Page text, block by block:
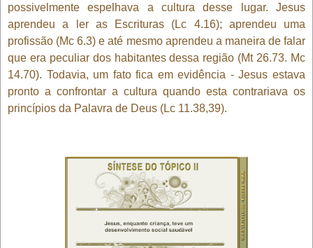
possivelmente espelhava a cultura desse lugar. Jesus
aprendeu a ler as Escrituras (Lc 4.16); aprendeu uma
profissão (Mc 6.3) e até mesmo aprendeu a maneira de falar
que era peculiar dos habitantes dessa região (Mt 26.73. Mc
14.70). Todavia, um fato fica em evidência - Jesus estava
pronto a confrontar a cultura quando esta contrariava os
princípios da Palavra de Deus (Lc 11.38,39).